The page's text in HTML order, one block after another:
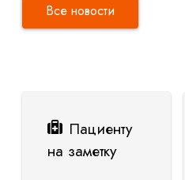
Все новости
Пациенту
на заметку